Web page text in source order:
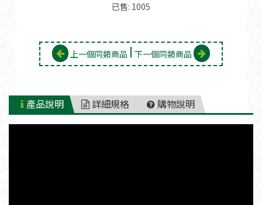
已售: 1005
上一個同類商品 下一個同類商品
產品說明 詳細規格 購物說明